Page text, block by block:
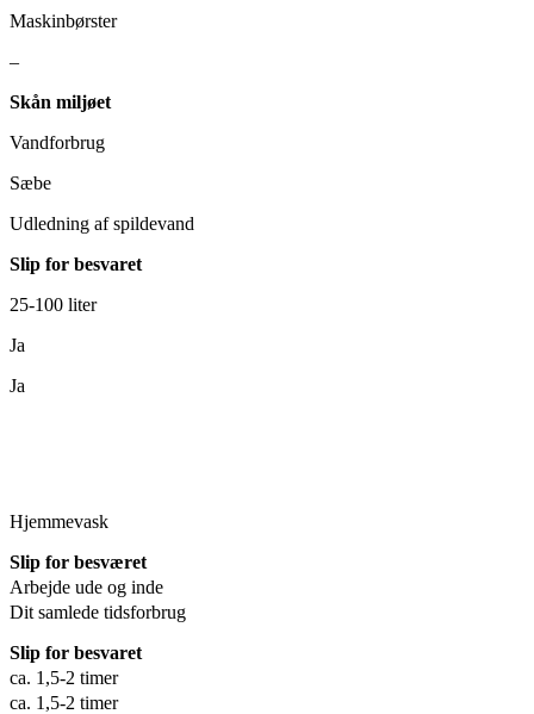
Maskinbørster
–
Skån miljøet
Vandforbrug
Sæbe
Udledning af spildevand
Slip for besvaret
25-100 liter
Ja
Ja
Hjemmevask
Slip for besværet
Arbejde ude og inde
Dit samlede tidsforbrug
Slip for besvaret
ca. 1,5-2 timer
ca. 1,5-2 timer